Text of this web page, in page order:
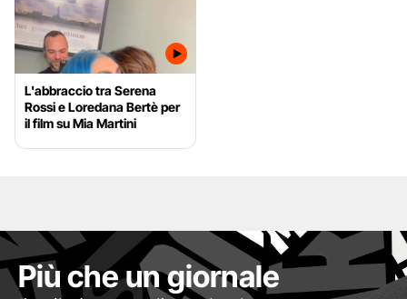
L'abbraccio tra Serena
Rossi e Loredana Bertè per
il film su Mia Martini
Più che un giornale